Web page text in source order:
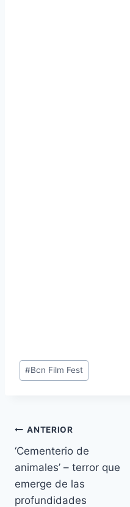
Etiquetas
de
#Bcn Film Fest
Navegación
de
entradas
ANTERIOR
‘Cementerio de
animales’ – terror que
emerge de las
profundidades